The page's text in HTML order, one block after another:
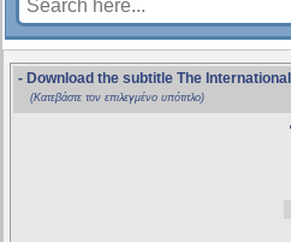
- Download the subtitle The
(Κατεβάστε τον επιλεγμένο υπότιτλο)